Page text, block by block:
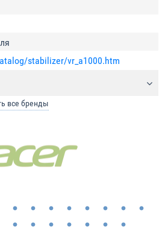
stabilizer/vr_a1000.htm
все бренды